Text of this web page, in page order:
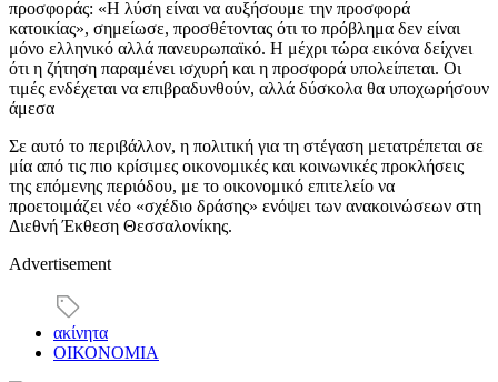
προσφοράς: «Η λύση είναι να αυξήσουμε την προσφορά
κατοικίας», σημείωσε, προσθέτοντας ότι το πρόβλημα δεν είναι
μόνο ελληνικό αλλά πανευρωπαϊκό. Η μέχρι τώρα εικόνα δείχνει
ότι η ζήτηση παραμένει ισχυρή και η προσφορά υπολείπεται. Οι
τιμές ενδέχεται να επιβραδυνθούν, αλλά δύσκολα θα υποχωρήσουν
άμεσα
Σε αυτό το περιβάλλον, η πολιτική για τη στέγαση μετατρέπεται σε
μία από τις πιο κρίσιμες οικονομικές και κοινωνικές προκλήσεις
της επόμενης περιόδου, με το οικονομικό επιτελείο να
προετοιμάζει νέο «σχέδιο δράσης» ενόψει των ανακοινώσεων στη
Διεθνή Έκθεση Θεσσαλονίκης.
Advertisement
ακίνητα
ΟΙΚΟΝΟΜΙΑ